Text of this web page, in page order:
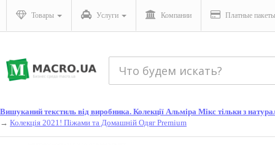
Товары Услуги Компании Платные пакеты
Вишуканий текстиль від виробника. Колекції Альміра Мікс тільки з
→ Колекція 2021! Піжами та Домашній Одяг Premium